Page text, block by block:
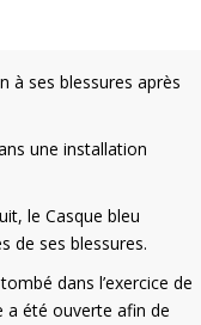
à ses blessures après
une installation
le Casque bleu
de ses blessures.
dans l’exercice de
a été ouverte afin de